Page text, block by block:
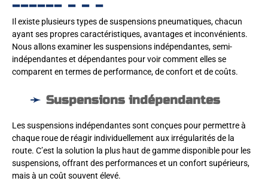
Il existe plusieurs types de suspensions pneumatiques, chacun
ayant ses propres caractéristiques, avantages et inconvénients.
Nous allons examiner les suspensions indépendantes, semi-
indépendantes et dépendantes pour voir comment elles se
comparent en termes de performance, de confort et de coûts.
Suspensions indépendantes
Les suspensions indépendantes sont conçues pour permettre à
chaque roue de réagir individuellement aux irrégularités de la
route. C’est la solution la plus haut de gamme disponible pour les
suspensions, offrant des performances et un confort supérieurs,
mais à un coût souvent élevé.